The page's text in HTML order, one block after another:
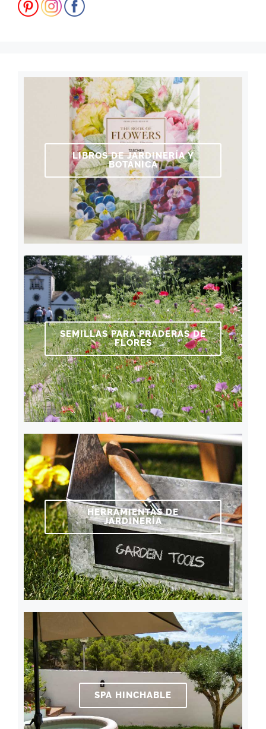
LIBROS DE JARDINERÍA Y
BOTÁNICA
SEMILLAS PARA PRADERAS DE
FLORES
HERRAMIENTAS DE
JARDINERÍA
SPA HINCHABLE